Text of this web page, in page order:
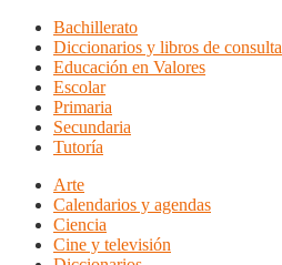
Bachillerato
Diccionarios y libros de consulta
Educación en Valores
Escolar
Primaria
Secundaria
Tutoría
Arte
Calendarios y agendas
Ciencia
Cine y televisión